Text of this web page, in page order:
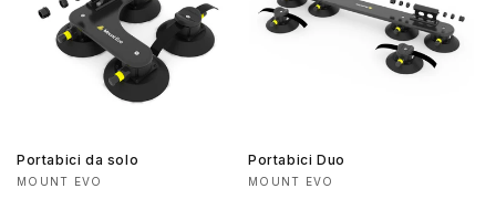
Portabici da solo
Produttore:
MOUNT EVO
Portabici Duo
Produttore:
MOUNT EVO